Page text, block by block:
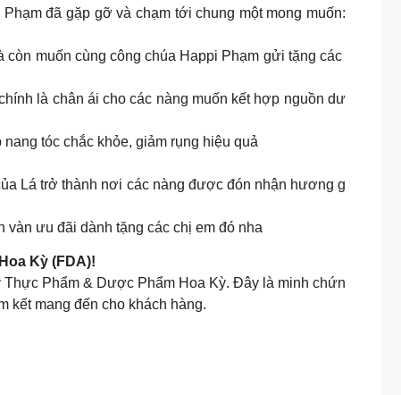
đã gặp gỡ và chạm tới chung một mong muốn:
muốn cùng công chúa Happi Phạm gửi tặng các
là chân ái cho các nàng muốn kết hợp nguồn dư
tóc chắc khỏe, giảm rụng hiệu quả
Lá trở thành nơi các nàng được đón nhận hương g
ưu đãi dành tặng các chị em đó nha
Kỳ (FDA)!
Phẩm & Dược Phẩm Hoa Kỳ. Đây là minh chứn
kết mang đến cho khách hàng.